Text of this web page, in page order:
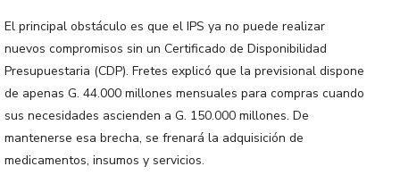
El principal obstáculo es que el IPS ya no puede realizar
nuevos compromisos sin un Certificado de Disponibilidad
Presupuestaria (CDP). Fretes explicó que la previsional dispone
de apenas G. 44.000 millones mensuales para compras cuando
sus necesidades ascienden a G. 150.000 millones. De
mantenerse esa brecha, se frenará la adquisición de
medicamentos, insumos y servicios.